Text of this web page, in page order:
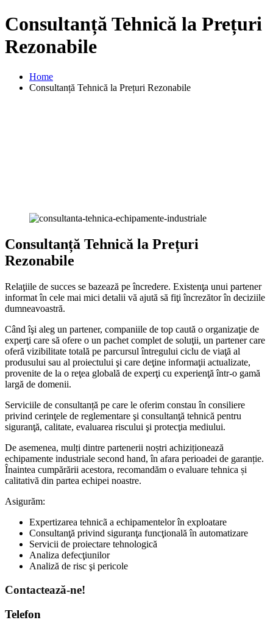
Consultanță Tehnică la Prețuri
Rezonabile
Home
Consultanță Tehnică la Prețuri Rezonabile
Consultanță Tehnică la Prețuri
Rezonabile
Relaţiile de succes se bazează pe încredere. Existenţa unui partener
informat în cele mai mici detalii vă ajută să fiţi încrezător în deciziile
dumneavoastră.
Când îşi aleg un partener, companiile de top caută o organizaţie de
experţi care să ofere o un pachet complet de soluţii, un partener care
oferă vizibilitate totală pe parcursul întregului ciclu de viaţă al
produsului sau al proiectului şi care deţine informaţii actualizate,
provenite de la o reţea globală de experţi cu experienţă într-o gamă
largă de domenii.
Serviciile de consultanță pe care le oferim constau în consiliere
privind cerinţele de reglementare şi consultanţă tehnică pentru
siguranţă, calitate, evaluarea riscului şi protecţia mediului.
De asemenea, mulți dintre partenerii noștri achiziționează
echipamente industriale second hand, în afara perioadei de garanție.
Înaintea cumpărării acestora, recomandăm o evaluare tehnica și
calitativă din partea echipei noastre.
Asigurăm:
Expertizarea tehnicã a echipamentelor în exploatare
Consultanţă privind siguranţa funcţională în automatizare
Servicii de proiectare tehnologică
Analiza defecţiunilor
Analiză de risc şi pericole
Contactează-ne!
Telefon